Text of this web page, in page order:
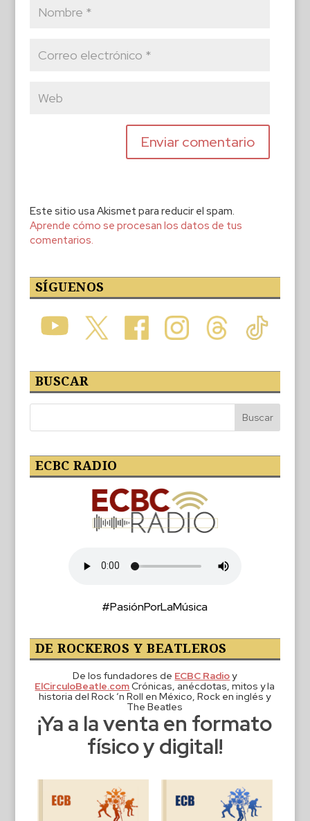
Este sitio usa Akismet para reducir el spam.
Aprende cómo se procesan los datos de tus
comentarios.
SÍGUENOS
BUSCAR
ECBC RADIO
#PasiónPorLaMúsica
DE ROCKEROS Y BEATLEROS
De los fundadores de ECBC Radioy
ElCirculoBeatle.comCrónicas, anécdotas, mitos y la
historia del Rock ‘n Roll en México, Rock en inglés y
The Beatles
¡Ya a la venta en formato
físico y digital!